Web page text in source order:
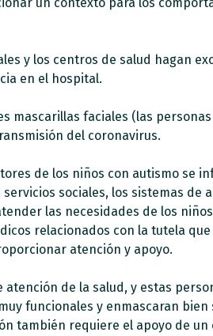
y los centros de salud hagan
en el hospital.
mascarillas faciales (las
del coronavirus.
de los niños con autismo se
sociales, los sistemas de
las necesidades de los
relacionados con la tutela
atención y apoyo.
de la salud, y estas
funcionales y enmascaran bien
también requiere el apoyo de un